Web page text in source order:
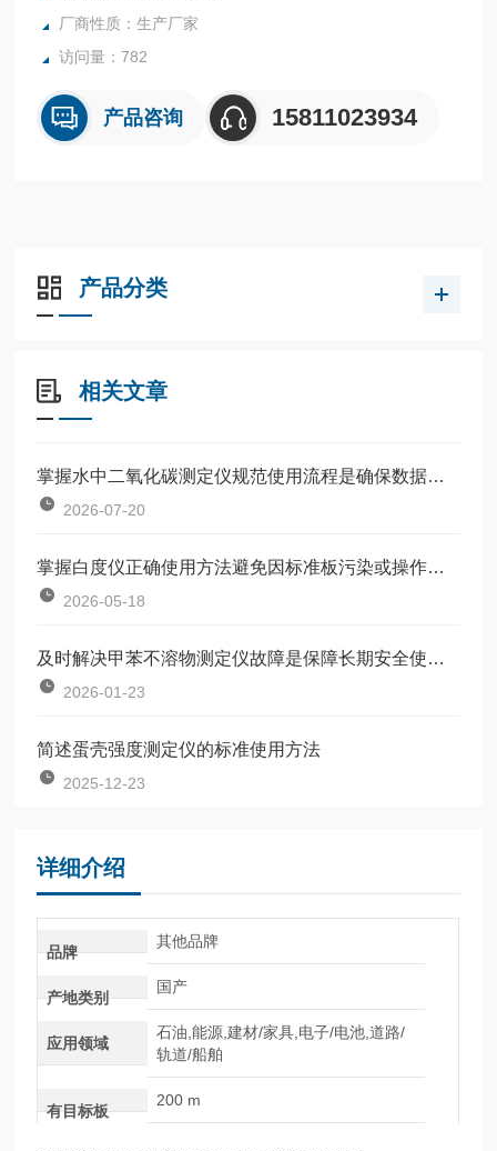
厂商性质：生产厂家
访问量：782
产品咨询 15811023934
产品分类
相关文章
掌握水中二氧化碳测定仪规范使用流程是确保数据准确可靠的前提
2026-07-20
掌握白度仪正确使用方法避免因标准板污染或操作不规范引入误差
2026-05-18
及时解决甲苯不溶物测定仪故障是保障长期安全使用的关键
2026-01-23
简述蛋壳强度测定仪的标准使用方法
2025-12-23
详细介绍
品牌
其他品牌
产地类别
国产
应用领域
石油,能源,建材/家具,电子/电池,道路/
轨道/船舶
有目标板
200 m